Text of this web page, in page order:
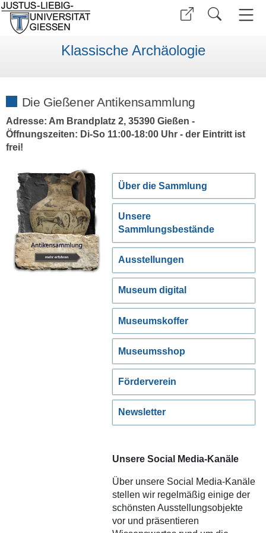
Klassische Archäologie
Die Gießener Antikensammlung
Adresse: Am Brandplatz 2, 35390 Gießen -
Öffnungszeiten: Di-So 11:00-18:00 Uhr - der Eintritt ist
frei!
Über die Sammlung
Unsere
Sammlungsbestände
Ausstellungen
Museum digital
Museumskoffer
Museumsshop
Förderverein
Newsletter
Unsere Social Media-Kanäle
Über unsere Social Media-Kanäle
stellen wir regelmäßig einige der
schönsten Ausstellungsobjekte
vor und präsentieren